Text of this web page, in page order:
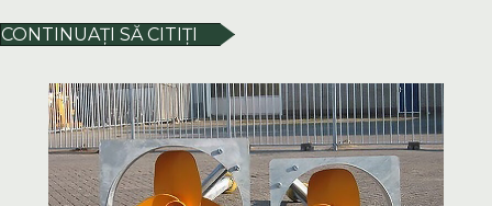
CONTINUAȚI SĂ CITIȚI